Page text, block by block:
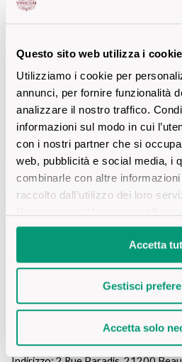
Questo sito web utilizza i cookie
Utilizziamo i cookie per
annunci, per fornire funzionalità
analizzare il nostro traffico.
informazioni sul modo in cui
con i nostri partner che si
web, pubblicità e social media, i
combinarle con altre
raccolto dall’utilizzo dei loro
Accetta
Gestisci
Accetta solo
Sicilia
Toscana
Trentino
Umbria
Veneto
Casali 1900
Lambrusco e Spergola
Scopri di più
PROVENIENZA
Vini Lucani
Vini Laziali
Vini Lombardi
Vini Piemontesi
Vedi tutti i
Visita la Maison Jaffelin
Per scoprire da vicino Maison
cantine storiche nel centro di
degustazione dedicato ai grandi vini